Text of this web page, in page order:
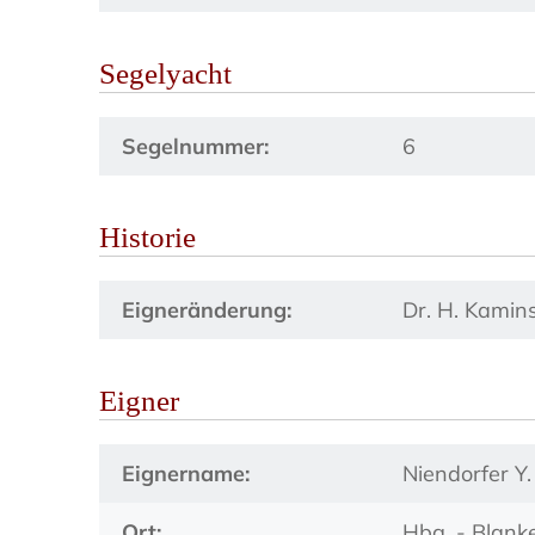
Segelyacht
Segelnummer: 6
Historie
Eigneränderung: Dr. H.
Eigner
Eignername: Niendorfer Y.